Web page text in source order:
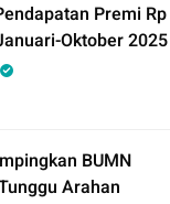
Premi Rp
Oktober 2025
BUMN
Arahan